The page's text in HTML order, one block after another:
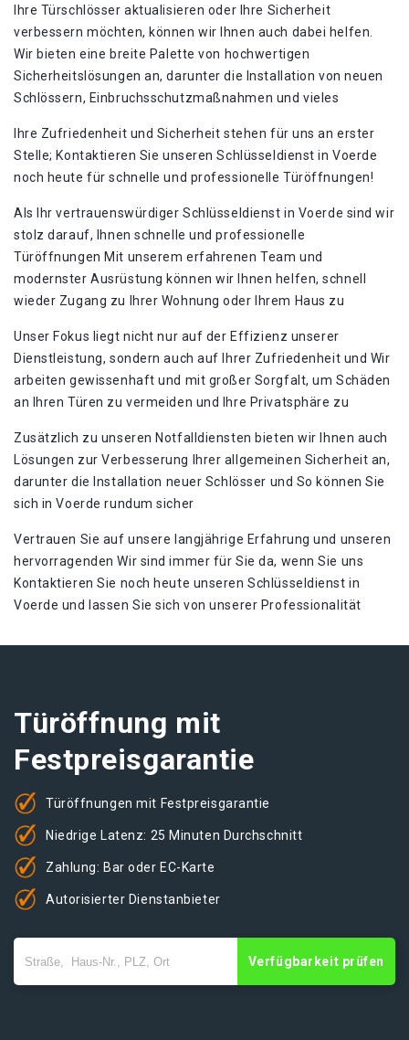
Ihre Türschlösser aktualisieren oder Ihre Sicherheit
verbessern möchten, können wir Ihnen auch dabei helfen.
Wir bieten eine breite Palette von hochwertigen
Sicherheitslösungen an, darunter die Installation von neuen
Schlössern, Einbruchsschutzmaßnahmen und vieles
Ihre Zufriedenheit und Sicherheit stehen für uns an erster
Stelle; Kontaktieren Sie unseren Schlüsseldienst in Voerde
noch heute für schnelle und professionelle Türöffnungen!​
Als Ihr vertrauenswürdiger Schlüsseldienst in Voerde sind wir
stolz darauf, Ihnen schnelle und professionelle
Türöffnungen Mit unserem erfahrenen Team und
modernster Ausrüstung können wir Ihnen helfen, schnell
wieder Zugang zu Ihrer Wohnung oder Ihrem Haus zu
Unser Fokus liegt nicht nur auf der Effizienz unserer
Dienstleistung, sondern auch auf Ihrer Zufriedenheit und Wir
arbeiten gewissenhaft und mit großer Sorgfalt, um Schäden
an Ihren Türen zu vermeiden und Ihre Privatsphäre zu
Zusätzlich zu unseren Notfalldiensten bieten wir Ihnen auch
Lösungen zur Verbesserung Ihrer allgemeinen Sicherheit an,
darunter die Installation neuer Schlösser und So können Sie
sich in Voerde rundum sicher
Vertrauen Sie auf unsere langjährige Erfahrung und unseren
hervorragenden Wir sind immer für Sie da, wenn Sie uns
Kontaktieren Sie noch heute unseren Schlüsseldienst in
Voerde und lassen Sie sich von unserer Professionalität
Türöffnung mit
Festpreisgarantie
Türöffnungen mit Festpreisgarantie
Niedrige Latenz: 25 Minuten Durchschnitt
Zahlung: Bar oder EC-Karte
Autorisierter Dienstanbieter
Verfügbarkeit prüfen